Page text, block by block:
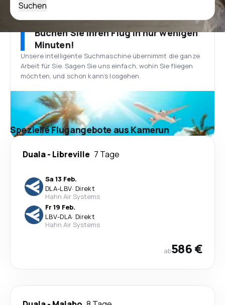
Suchen
Buchen Sie Ihren Flug in nur wenigen
Minuten!
Unsere intelligente Suchmaschine übernimmt die ganze
Arbeit für Sie. Sagen Sie uns einfach, wohin Sie fliegen
möchten, und schon kann’s losgehen.
Spezielle Flugangebote aus Kamerun
Duala- Libreville 7 Tage
Sa 13 Feb.
DLA-LBV· Direkt
Hahn Air Systems
Fr 19 Feb.
LBV-DLA· Direkt
Hahn Air Systems
ab586 €